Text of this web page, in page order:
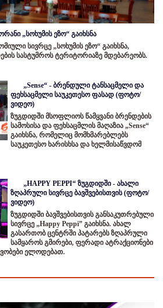
„სოხუმის ეზო“ გაიხსნა
სივრცე „სოხუმის ეზო“ გაიხსნა,
სასტუმროს ტერიტორიაზე მდებარეობს.
„Sense“ - ბრენდული ტანსაცმელი და
ფეხსაცმელი საუკეთესო ფასად (ფოტო/
ვიდეო)
ზუგდიდში მსოფლიოს წამყვანი ბრენდების
სამოსისა და ფეხსაცმლის მაღაზია „Sense“
გაიხსნა, რომელიც მომხმარებლებს
საუკეთესო ხარისხსა და ხელმისაწვდომ
„HAPPY PEPPI“ ზუგდიდში - ახალი
ზღაპრული სივრცე ბავშვებისთვის (ფოტო/
ვიდეო)
ზუგდიდში ბავშვებისთვის განსაკუთრებული
სივრცე „Happy Peppi” გაიხსნა. ახალ
გასართობ ცენტრში პატარებს ზღაპრული
სამყაროს გმირები, ფერადი ატრაქციონები
ელოდებათ.